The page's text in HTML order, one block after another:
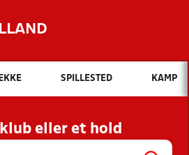
Hvad vil du søge efter?
INDHOLD OG NYHEDER
KLUBBER OG
HOLD
SPILLESTED KAMP
klub eller et hold